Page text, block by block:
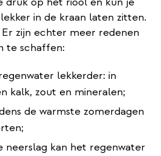
in de kraan laten zitten.
Er zijn echter meer redenen
te schaffen:
lekkerder: in
kalk, zout en mineralen;
de warmste zomerdagen
neerslag kan het regenwater